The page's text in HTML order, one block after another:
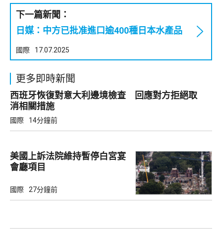
下一篇新聞：
日媒：中方已批准進口逾400種日本水產品
國際 17.07.2025
更多即時新聞
西班牙恢復對意大利邊境檢查 回應對方拒絕取
消相關措施
國際 14分鐘前
美國上訴法院維持暫停白宮宴
會廳項目
國際 27分鐘前